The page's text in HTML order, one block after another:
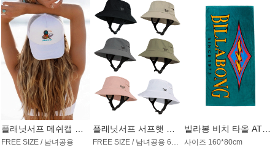
FREE SIZE / 남녀공용
사이즈 160*80cm